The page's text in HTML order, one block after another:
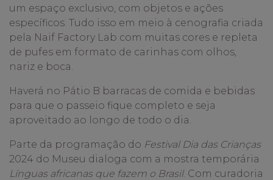
um espaço exclusivo, com objetos e ações
específicos. Tudo isso em meio à cenografia criada
pela Naif Factory Lab com muitas cores e repleta
de pufes em formato de carinhas com olhos,
nariz e boca.
Haverá no Pátio B barracas de comida e bebidas
para que o passeio fique completo e seja
aproveitado ao longo de todo o dia.
Parte da programação do Festival Dia das Crianças
2024 do Museu dialoga com a mostra temporária
Línguas africanas que fazem o Brasil. Com curadoria